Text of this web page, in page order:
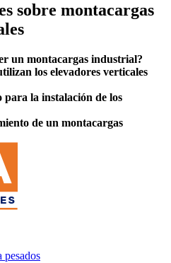
sobre montacargas
un montacargas industrial?
los elevadores verticales
para la instalación de los
de un montacargas
pesados